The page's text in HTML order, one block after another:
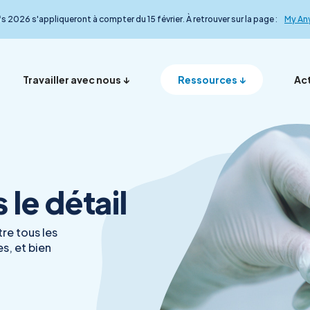
2026 s'appliqueront à compter du 15 février. À retrouver sur la page : My
L’équipe
Nos
Travailler avec nous
France
My Anydiag
Ressources
Nos
le détail
le détail
tous les
et bien